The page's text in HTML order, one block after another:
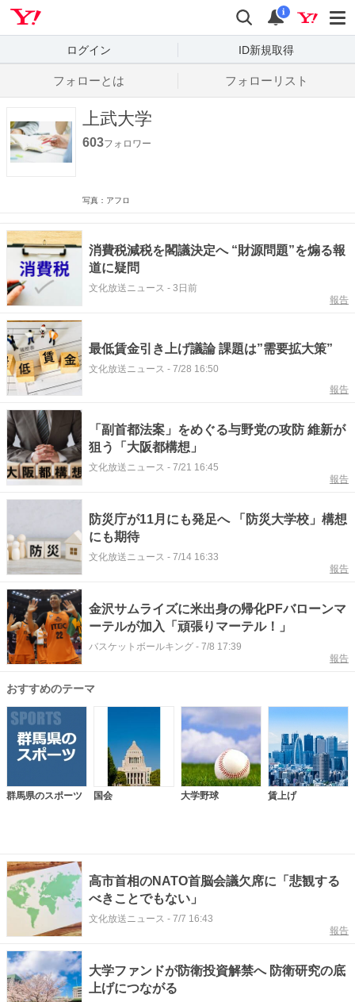
検索
通知
i
ログイン ID新規取得
フォローとは フォローリスト
上武大学
603フォロワー
写真：アフロ
消費税減税を閣議決定へ “財源問題”を煽る報
道に疑問
文化放送ニュース - 3日前
報告
最低賃金引き上げ議論 課題は”需要拡大策”
文化放送ニュース - 7/28 16:50
報告
「副首都法案」をめぐる与野党の攻防 維新が
狙う「大阪都構想」
文化放送ニュース - 7/21 16:45
報告
防災庁が11月にも発足へ 「防災大学校」構想
にも期待
文化放送ニュース - 7/14 16:33
報告
金沢サムライズに米出身の帰化PFバローンマ
ーテルが加入「頑張りマーテル！」
バスケットボールキング - 7/8 17:39
報告
おすすめのテーマ
群馬県のスポーツ 国会 大学野球 賃上げ
高市首相のNATO首脳会議欠席に「悲観する
べきことでもない」
文化放送ニュース - 7/7 16:43
報告
大学ファンドが防衛投資解禁へ 防衛研究の底
上げにつながる